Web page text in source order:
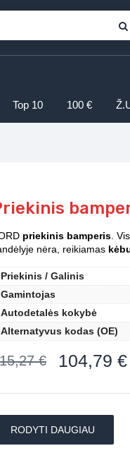
Top 10 100 €
priekinis bamperis .
nėra, reikiamas
Priekinis / Galinis
Gamintojas
Autodetalės kokybė
Alternatyvus kodas (OE)
€ 104,79 €
RODYTI DAUGIAU